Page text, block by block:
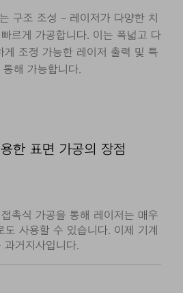
구조 조성 – 레이저가 다양한 치
르게 가공합니다. 이는 폭넓고 다
게 조정 가능한 레이저 출력 및 특
통해 가능합니다.
한 표면 가공의 장점
촉식 가공을 통해 레이저는 매우
사용할 수 있습니다. 이제 기계
과거지사입니다.